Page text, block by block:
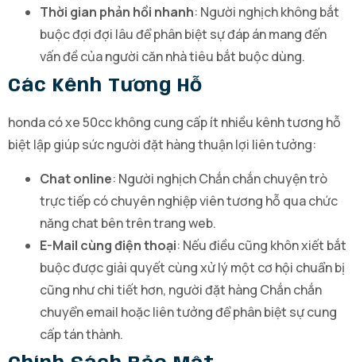
Thời gian phản hồi nhanh: Người nghịch không bắt
buộc đợi đợi lâu để phân biệt sự đáp án mang đến
vấn đề của người căn nhà tiêu bắt buộc dùng.
Các Kênh Tương Hỗ
honda có xe 50cc không cung cấp ít nhiều kênh tương hỗ
biệt lập giúp sức người đặt hàng thuận lợi liên tưởng:
Chat online: Người nghịch Chắn chắn chuyện trò
trực tiếp có chuyên nghiệp viên tương hỗ qua chức
năng chat bên trên trang web.
E-Mail cùng điện thoại: Nếu điều cũng khôn xiết bắt
buộc được giải quyết cùng xử lý một cơ hội chuẩn bị
cũng như chi tiết hơn, người đặt hàng Chắn chắn
chuyển email hoặc liên tưởng để phân biệt sự cung
cấp tán thành.